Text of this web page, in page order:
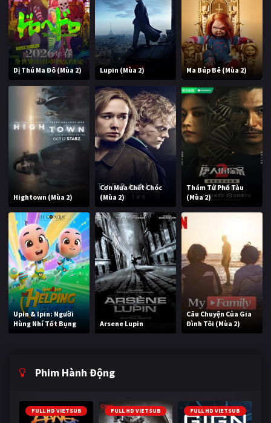
Dị Thú Ma Đô (Mùa 2) Lupin (Mùa 2) Ma Búp Bê (Mùa 2)
Hightown (Mùa 2)
Cơn Mưa Chết Chóc
(Mùa 2)
Thám Tử Phố Tàu
(Mùa 2)
Upin & Ipin: Người
Hùng Nhí Tốt Bụng
Arsene Lupin
Câu Chuyện Của Gia
Đình Tôi (Mùa 2)
Phim Hành Động
FULL HD VIETSUB FULL HD VIETSUB FULL HD VIETSUB